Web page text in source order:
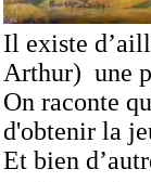
Il existe
Arthur) une
On raconte
d'obtenir la
Et bien